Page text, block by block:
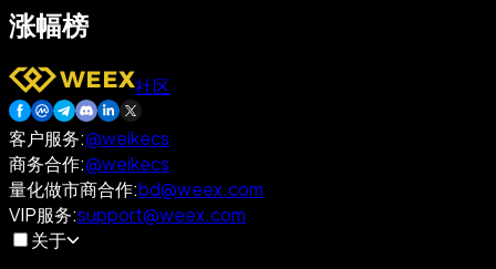
涨幅榜
社区
客户服务:@weikecs
商务合作:@weikecs
量化做市商合作:bd@weex.com
VIP服务:support@weex.com
关于